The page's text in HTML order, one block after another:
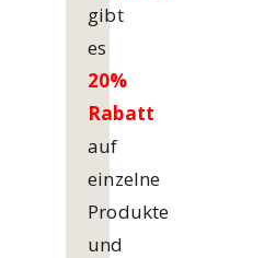
gibt
es
20%
Rabatt
auf
einzelne
Produkte
und